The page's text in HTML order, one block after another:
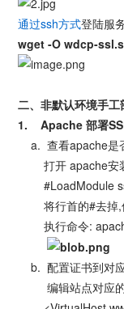
通过ssh方式登陆服
wget -O wdcp-
二、非默认环境手
1. Apache 部署
a. 查看apache是
打开 apache安
#LoadModule
将行首的#去掉,
执行命令: apache
b. 配置证书到对
编辑站点对应的